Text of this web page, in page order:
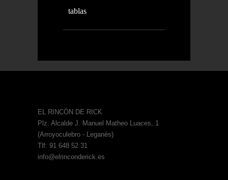
tablas
EL RINCÓN DE RICK
Plz. Alcalde J. Manuel Matheo Luaces, 1
(Arroyoculebro - Leganés)
Tlf: 91 648 52 31
info@elrinconderick.es